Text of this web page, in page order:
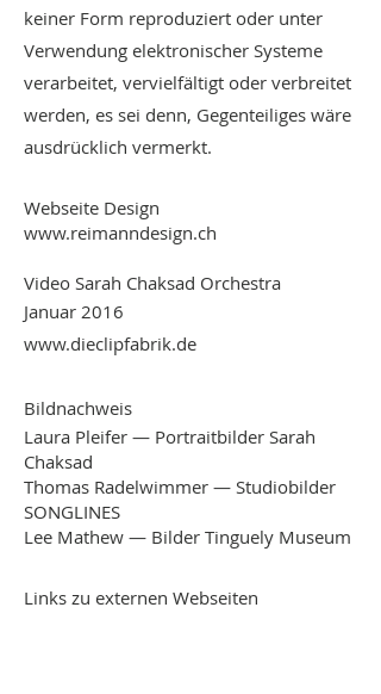
keiner Form reproduziert oder unter
Verwendung elektronischer Systeme
verarbeitet, vervielfältigt oder verbreitet
werden, es sei denn, Gegenteiliges wäre
ausdrücklich vermerkt.
Webseite Design
www.reimanndesign.ch
Video Sarah Chaksad Orchestra
Januar 2016
www.dieclipfabrik.de
Bildnachweis
Laura Pleifer — Portraitbilder Sarah
Chaksad
Thomas Radelwimmer — Studiobilder
SONGLINES
Lee Mathew — Bilder Tinguely Museum
Links zu externen Webseiten